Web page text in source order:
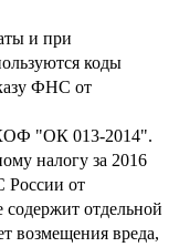
и при
коды
ФНС от
"ОК 013-2014".
налогу за 2016
России от
отдельной
возмещения вреда,